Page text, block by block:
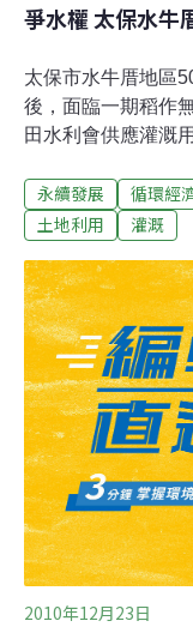
爭水權 太保水牛
太保市水牛厝地區
後，面臨一期稻作
田水利會供應灌溉
田，日治時代因缺
生計，為擺脫窮困
年收穫兩次稻子，
後，二期灌溉用水
水，農民仍習慣向
水、二期再由農田
兩年因農民意識抬
利」，而且走上司
處境。葉姓農民指
水牛厝農民要跟私
檢舉陳情後，不僅
院也
永續發展 循環經
土地利用
灌溉
2010年12月23日